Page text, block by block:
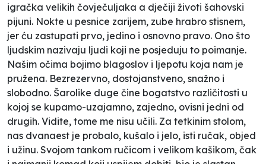
igračka velikih čovječuljaka a dječiji životi šahovski
pijuni. Nokte u pesnice zarijem, zube hrabro stisnem,
jer ću zastupati prvo, jedino i osnovno pravo. Ono što
ljudskim nazivaju ljudi koji ne posjeduju to poimanje.
Našim očima bojimo blagoslov i ljepotu koja nam je
pružena. Bezrezervno, dostojanstveno, snažno i
slobodno. Šarolike duge čine bogatstvo različitosti u
kojoj se kupamo-uzajamno, zajedno, ovisni jedni od
drugih. Vidite, tome me nisu učili. Za tetkinim stolom,
nas dvanaest je probalo, kušalo i jelo, isti ručak, objed
i užinu. Svojom tankom ručicom i velikom kašikom, čak